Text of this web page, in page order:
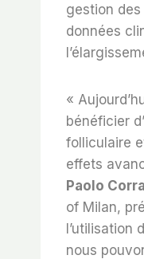
gestion
données
«
bénéficier
folliculaire
effets
Paolo
of Milan,
l’utilisation
nous